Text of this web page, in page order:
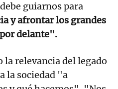
guiarnos para
y afrontar los grandes
delante".
la relevancia del legado
la sociedad "a